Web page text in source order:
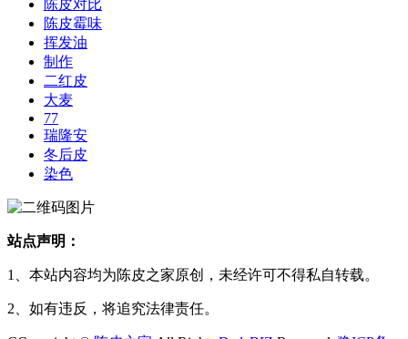
陈皮对比
陈皮霉味
挥发油
制作
二红皮
大麦
77
瑞隆安
冬后皮
染色
站点声明：
1、本站内容均为陈皮之家原创，未经许可不得私自转载。
2、如有违反，将追究法律责任。